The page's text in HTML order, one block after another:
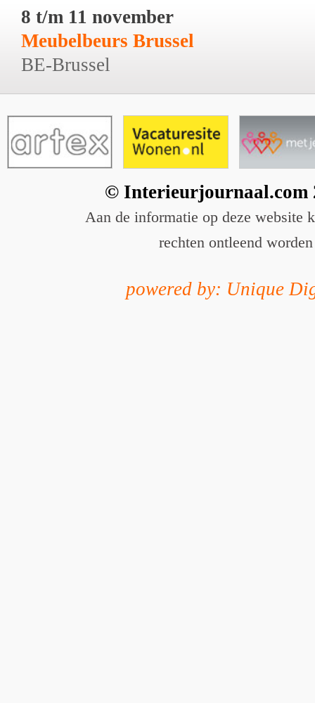
8 t/m 11 november
Meubelbeurs Brussel
BE-Brussel
© Interieurjournaal.com
Aan de informatie op deze website
rechten ontleend worden
powered by: Unique